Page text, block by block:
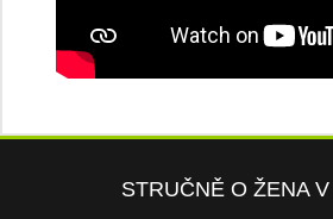
STRUČNĚ O ŽENA